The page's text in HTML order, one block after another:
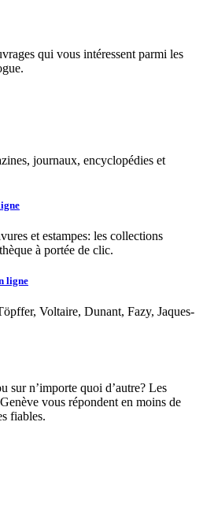
qui vous intéressent parmi les
journaux, encyclopédies et
et estampes: les collections
à portée de clic.
ligne
Voltaire, Dunant, Fazy, Jaques-
sur n’importe quoi d’autre? Les
vous répondent en moins de
fiables.